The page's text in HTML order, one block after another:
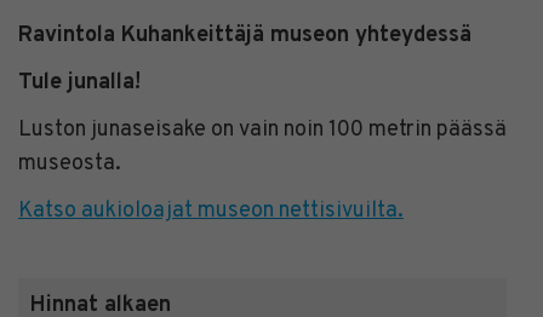
Ravintola Kuhankeittäjä museon yhteydessä
Tule junalla!
Luston junaseisake on vain noin 100 metrin päässä
museosta.
Katso aukioloajat museon nettisivuilta.
Hinnat alkaen